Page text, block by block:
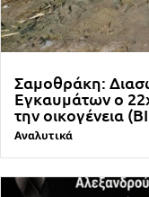
Σαμοθράκη:
Εγκαυμάτων ο
την οικογένεια
Αναλυτικά